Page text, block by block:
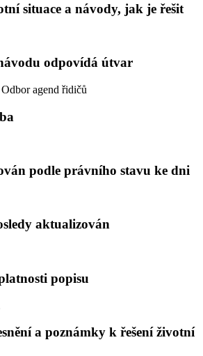
situace a návody, jak je řešit
odpovídá útvar
agend řidičů
podle právního stavu ke dni
aktualizován
popisu
a poznámky k řešení životní